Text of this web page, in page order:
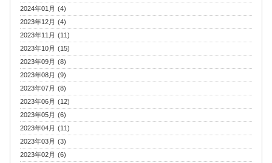
2024年01月 (4)
2023年12月 (4)
2023年11月 (11)
2023年10月 (15)
2023年09月 (8)
2023年08月 (9)
2023年07月 (8)
2023年06月 (12)
2023年05月 (6)
2023年04月 (11)
2023年03月 (3)
2023年02月 (6)